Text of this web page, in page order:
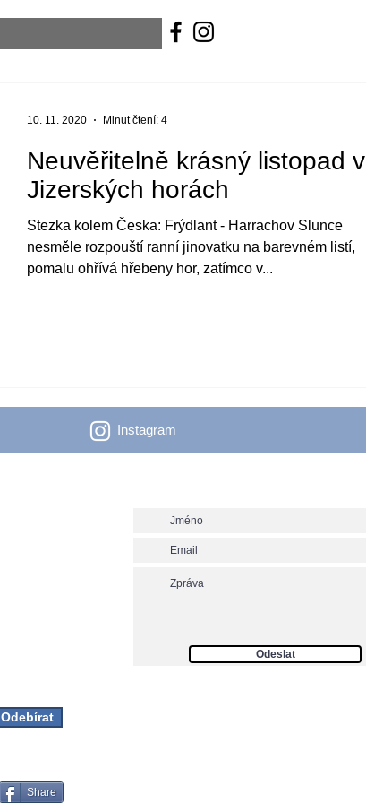
Neuvěřitelně krásný listopad v
Jizerských horách
Stezka kolem Česka: Frýdlant - Harrachov Slunce
nesměle rozpouští ranní jinovatku na barevném listí,
pomalu ohřívá hřebeny hor, zatímco v...
10. 11. 2020 Minut čtení: 4
Instagram
Odeslat
Odebírat
Share